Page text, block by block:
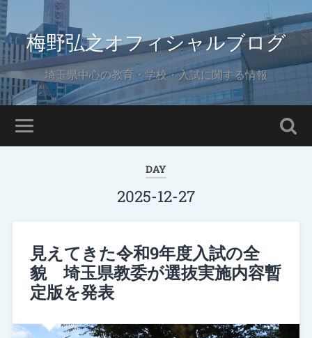
梅野弘之オフィシャルブログ
埼玉県中心の教育・学校・入試に関する情報
DAY
2025-12-27
見えてきた令和9年度入試の全
貌 埼玉県教委が選抜実施内容暫
定版を発表